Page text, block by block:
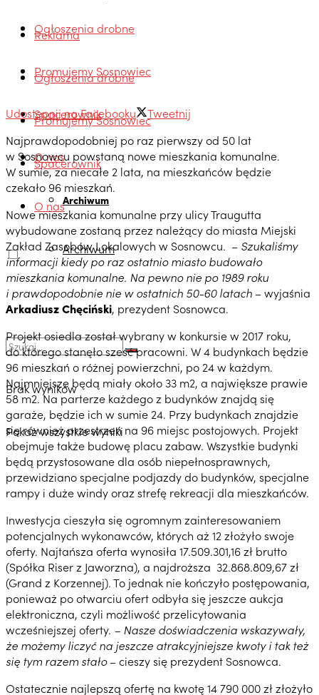
Ogłoszenia drobne
Promujemy Sosnowiec
Spacerownik
O nas
Archiwum
Reklama
Ogłoszenia drobne
Promujemy Sosnowiec
Spacerownik
O nas
Archiwum
Brak wyników
Pokaż wszystkie wyniki
Udostępnij na Facebooku
Tweetnij
Najprawdopodobniej po raz pierwszy od 50 lat
w Sosnowcu powstaną nowe mieszkania komunalne.
W sumie, za niecałe 2 lata, na mieszkańców będzie
czekało 96 mieszkań.
Nowe mieszkania komunalne przy ulicy Traugutta
wybudowane zostaną przez należący do miasta Miejski
Zakład Zasobów Lokalowych w Sosnowcu. – Szukaliśmy
informacji kiedy po raz ostatnio miasto budowało
mieszkania komunalne. Na pewno nie po 1989 roku
i prawdopodobnie nie w ostatnich 50-60 latach – wyjaśnia
Arkadiusz Chęciński, prezydent Sosnowca.
Projekt osiedla został wybrany w konkursie w 2017 roku,
do którego stanęło sześć pracowni. W 4 budynkach będzie
96 mieszkań o różnej powierzchni, po 24 w każdym.
Najmniejsze będą miały około 33 m2, a największe prawie
58 m2. Na parterze każdego z budynków znajdą się
garaże, będzie ich w sumie 24. Przy budynkach znajdzie
się również przestrzeń na 96 miejsc postojowych. Projekt
obejmuje także budowę placu zabaw. Wszystkie budynki
będą przystosowane dla osób niepełnosprawnych,
przewidziano specjalne podjazdy do budynków, specjalne
rampy i duże windy oraz strefę rekreacji dla mieszkańców.
Inwestycja cieszyła się ogromnym zainteresowaniem
potencjalnych wykonawców, których aż 12 złożyło swoje
oferty. Najtańsza oferta wynosiła 17.509.301,16 zł brutto
(Spółka Riser z Jaworzna), a najdroższa 32.868.809,67 zł
(Grand z Korzennej). To jednak nie kończyło postępowania,
ponieważ po otwarciu ofert odbyła się jeszcze aukcja
elektroniczna, czyli możliwość przelicytowania
wcześniejszej oferty. – Nasze doświadczenia wskazywały,
że możemy liczyć na jeszcze atrakcyjniejsze kwoty i tak też
się tym razem stało– cieszy się prezydent Sosnowca.
Ostatecznie najlepszą ofertę na kwotę 14 790 000 zł złożyło